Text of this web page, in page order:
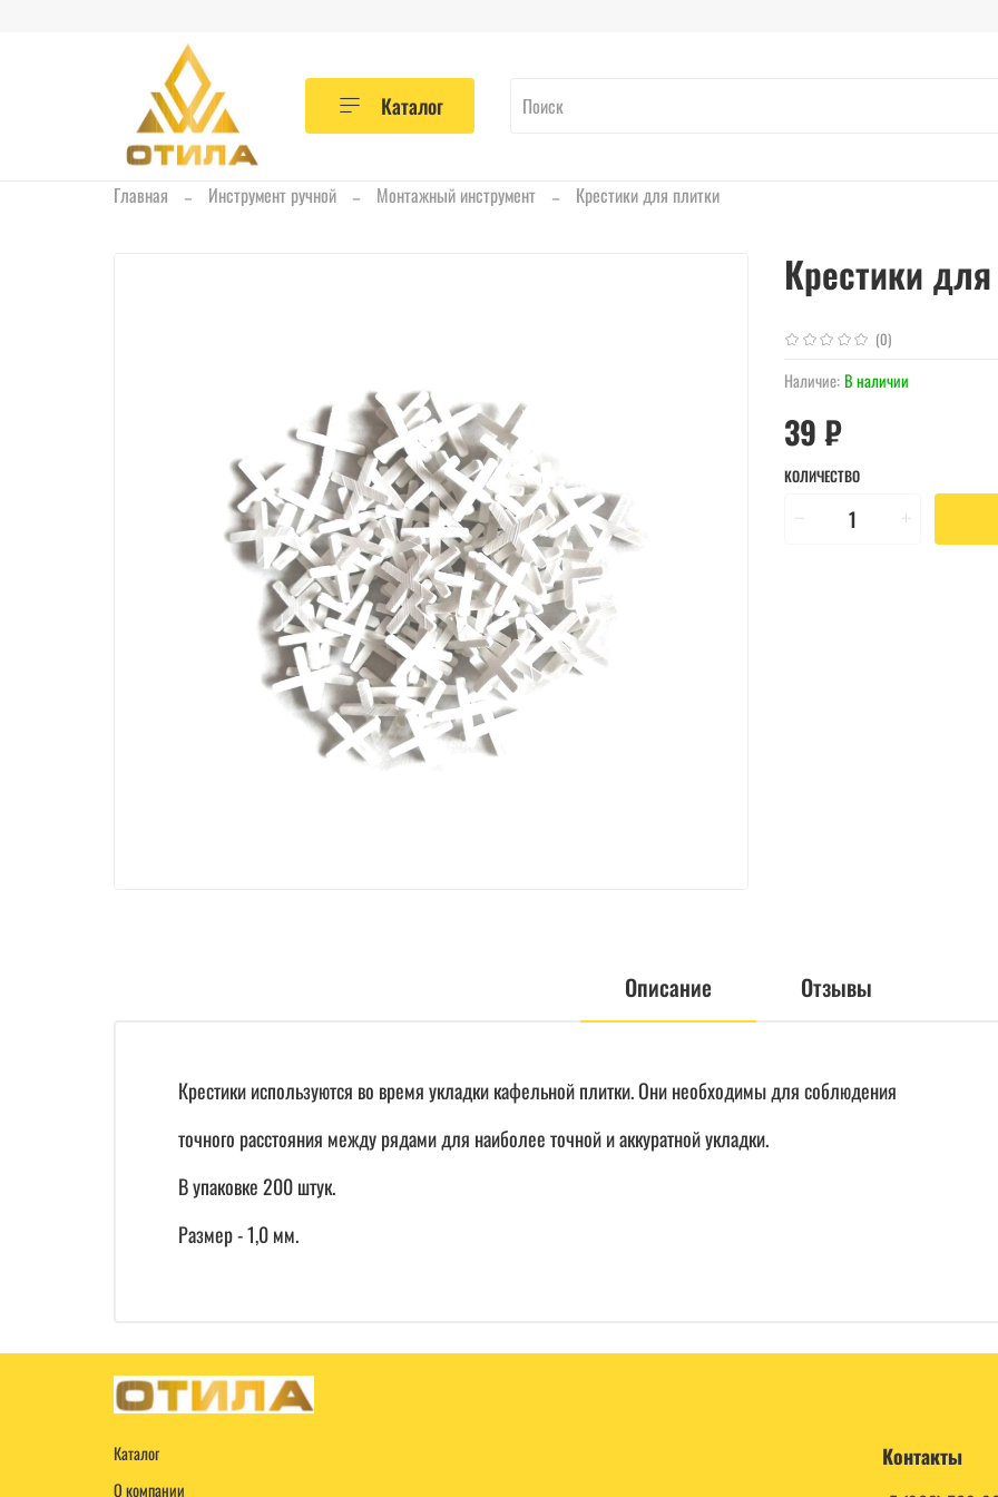
Каталог
Главная Инструмент ручной Монтажный инструмент Крестики для плитки
(0)
Наличие:В наличии
Крестики
39 ₽
КОЛИЧЕСТВО
Описание Отзывы
Крестики используются во время укладки кафельной плитки. Они необходимы для соблюдения
точного расстояния между рядами для наиболее точной и аккуратной укладки.
В упаковке 200 штук.
Размер - 1,0 мм.
Каталог
О компании
Контакты